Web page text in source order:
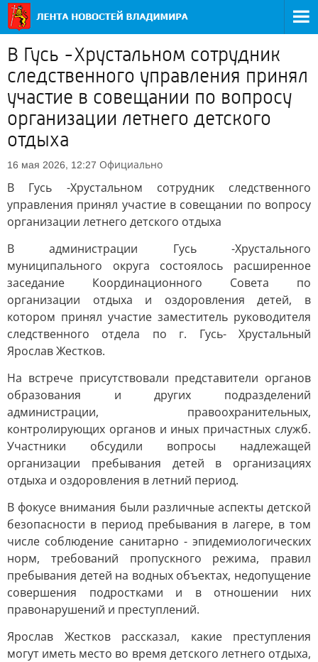
В Гусь -Хрустальном сотрудник
следственного управления принял
участие в совещании по вопросу
организации летнего детского
отдыха
16 мая 2026, 12:27 Официально
В Гусь -Хрустальном сотрудник следственного
управления принял участие в совещании по вопросу
организации летнего детского отдыха
В администрации Гусь -Хрустального
муниципального округа состоялось расширенное
заседание Координационного Совета по
организации отдыха и оздоровления детей, в
котором принял участие заместитель руководителя
следственного отдела по г. Гусь- Хрустальный
Ярослав Жестков.
На встрече присутствовали представители органов
образования и других подразделений
администрации, правоохранительных,
контролирующих органов и иных причастных служб.
Участники обсудили вопросы надлежащей
организации пребывания детей в организациях
отдыха и оздоровления в летний период.
В фокусе внимания были различные аспекты детской
безопасности в период пребывания в лагере, в том
числе соблюдение санитарно - эпидемиологических
норм, требований пропускного режима, правил
пребывания детей на водных объектах, недопущение
совершения подростками и в отношении них
правонарушений и преступлений.
Ярослав Жестков рассказал, какие преступления
могут иметь место во время детского летнего отдыха,